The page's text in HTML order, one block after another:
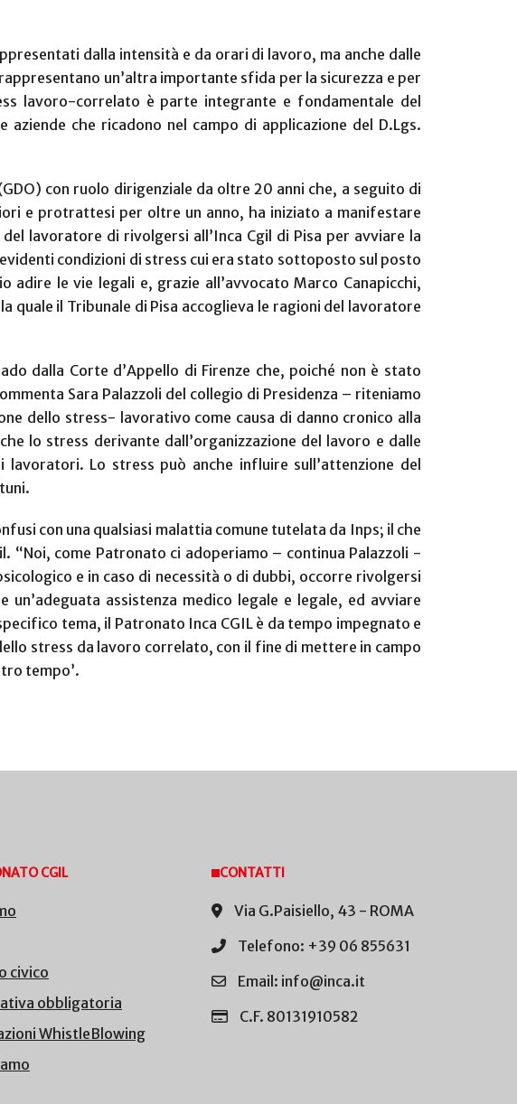
dalla intensità e da orari di lavoro, ma anche dalle
un’altra importante sfida per la sicurezza e per
lavoro-correlato è parte integrante e fondamentale del
che ricadono nel campo di applicazione del D.Lgs.
con ruolo dirigenziale da oltre 20 anni che, a seguito di
e protrattesi per oltre un anno, ha iniziato a manifestare
del lavoratore di rivolgersi all’Inca Cgil di Pisa per avviare la
condizioni di stress cui era stato sottoposto sul posto
adire le vie legali e, grazie all’avvocato Marco Canapicchi,
quale il Tribunale di Pisa accoglieva le ragioni del lavoratore
dalla Corte d’Appello di Firenze che, poiché non è stato
Sara Palazzoli del collegio di Presidenza – riteniamo
dello stress- lavorativo come causa di danno cronico alla
lo stress derivante dall’organizzazione del lavoro e dalle
Lo stress può anche influire sull’attenzione del
con una qualsiasi malattia comune tutelata da Inps; il che
“Noi, come Patronato ci adoperiamo – continua Palazzoli -
e in caso di necessità o di dubbi, occorre rivolgersi
assistenza medico legale e legale, ed avviare
tema, il Patronato Inca CGIL è da tempo impegnato e
stress da lavoro correlato, con il fine di mettere in campo
tempo’.
CGIL
civico
obbligatoria
WhistleBlowing
CONTATTI
Via G.Paisiello, 43 - ROMA
Telefono: +39 06 855631
Email: info@inca.it
C.F. 80131910582